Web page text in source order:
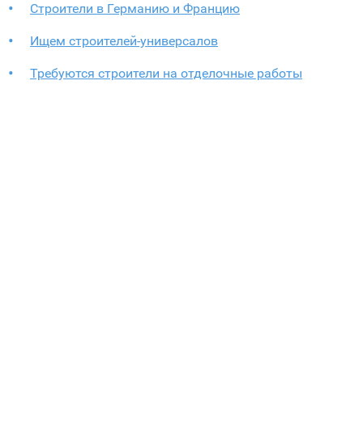
Строители в Германию и Францию
Ищем строителей-универсалов
Требуются строители на отделочные работы